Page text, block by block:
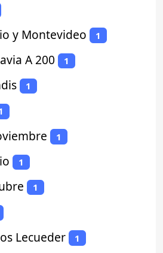
y Montevideo 1
A 200 1
1
1
1
1
Lecueder 1